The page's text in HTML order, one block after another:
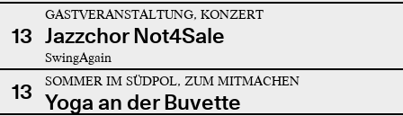
13
GASTVERANSTALTUNG, KONZERT
Jazzchor Not4Sale
SwingAgain
13 SOMMER IM SÜDPOL, ZUM MITMACHEN
Yoga an der Buvette